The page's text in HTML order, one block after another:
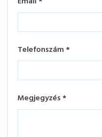
Telefonszám*
Megjegyzés*